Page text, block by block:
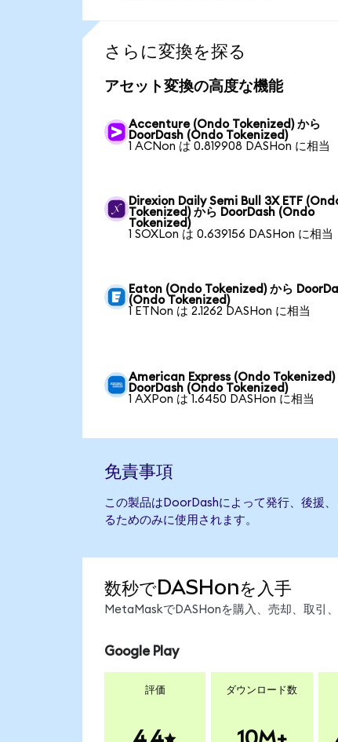
さらに変換を探る
アセット変換の高度な機能
Accenture (Ondo Tokenized) から
DoorDash (Ondo Tokenized)
1 ACNon は 0.819908 DASHon に相当
Direxion Daily Semi Bull 3X ETF
Tokenized) から DoorDash (Ondo
Tokenized)
1 SOXLon は 0.639156 DASHon に相当
Eaton (Ondo Tokenized) から
(Ondo Tokenized)
1 ETNon は 2.1262 DASHon に相当
American Express (Ondo Tokenized)
DoorDash (Ondo Tokenized)
1 AXPon は 1.6450 DASHon に相当
免責事項
この製品はDoorDashによって発行、後援
るためのみに使用されます。
数秒でDASHonを入手
MetaMaskでDASHonを購入、売却、取引
Google Play
評価 ダウンロード数